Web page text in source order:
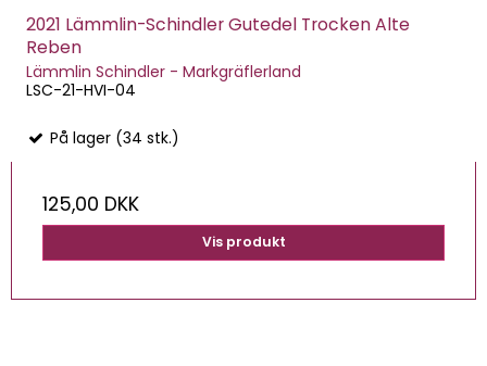
2021 Lämmlin-Schindler Gutedel Trocken Alte
Reben
Lämmlin Schindler - Markgräflerland
LSC-21-HVI-04
På lager (34 stk.)
125,00 DKK
Vis produkt